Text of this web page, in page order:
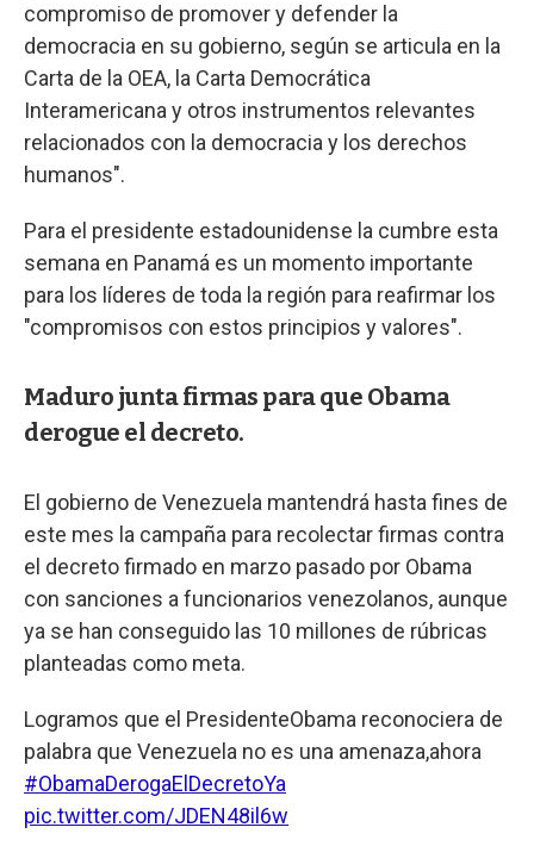
compromiso de promover y defender la
democracia en su gobierno, según se articula en la
Carta de la OEA, la Carta Democrática
Interamericana y otros instrumentos relevantes
relacionados con la democracia y los derechos
humanos".
Para el presidente estadounidense la cumbre esta
semana en Panamá es un momento importante
para los líderes de toda la región para reafirmar los
"compromisos con estos principios y valores".
Maduro junta firmas para que Obama
derogue el decreto.
El gobierno de Venezuela mantendrá hasta fines de
este mes la campaña para recolectar firmas contra
el decreto firmado en marzo pasado por Obama
con sanciones a funcionarios venezolanos, aunque
ya se han conseguido las 10 millones de rúbricas
planteadas como meta.
Logramos que el PresidenteObama reconociera de
palabra que Venezuela no es una amenaza,ahora
#ObamaDerogaElDecretoYa
pic.twitter.com/JDEN48il6w